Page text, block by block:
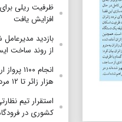
ظرفیت ریلی
افزایش یافت
بازدید
از روند ساخت
هزار زائر تا ۱۲ مرداد
استقرار تیم‌
کشوری در